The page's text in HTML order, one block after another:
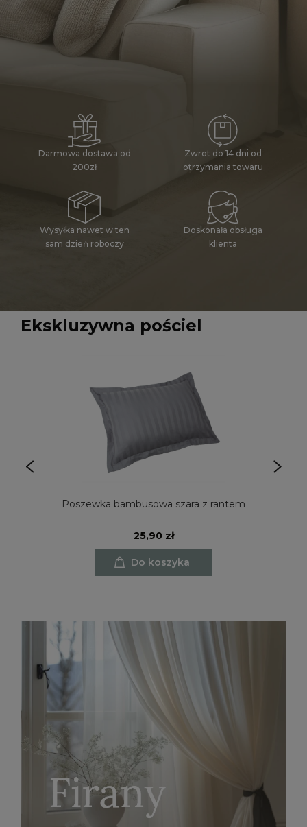
Darmowa dostawa od
200zł
Zwrot do 14 dni od
otrzymania towaru
Wysyłka nawet w ten
sam dzień roboczy
Doskonała obsługa
klienta
Ekskluzywna pościel
Poszewka bambusowa szara z rantem
25,90 zł
Do koszyka